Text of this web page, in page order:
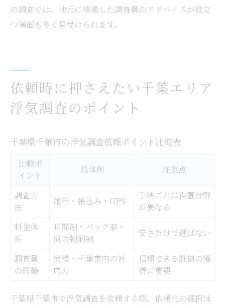
の調査では、地元に精通した調査員のアドバイスが役立
つ場面も多く見受けられます。
依頼時に押さえたい千葉エリア
浮気調査のポイント
千葉県千葉市の浮気調査依頼ポイント比較表
比較ポ
イント
具体例 注意点
調査方
法
尾行・張込み・GPS
手法ごとに得意分野
が異なる
料金体
系
時間制・パック制・
成功報酬制
安さだけで選ばない
調査員
の経験
実績・千葉市内の対
応力
信頼できる証拠の獲
得に重要
千葉県千葉市で浮気調査を依頼する際、依頼先の選択は